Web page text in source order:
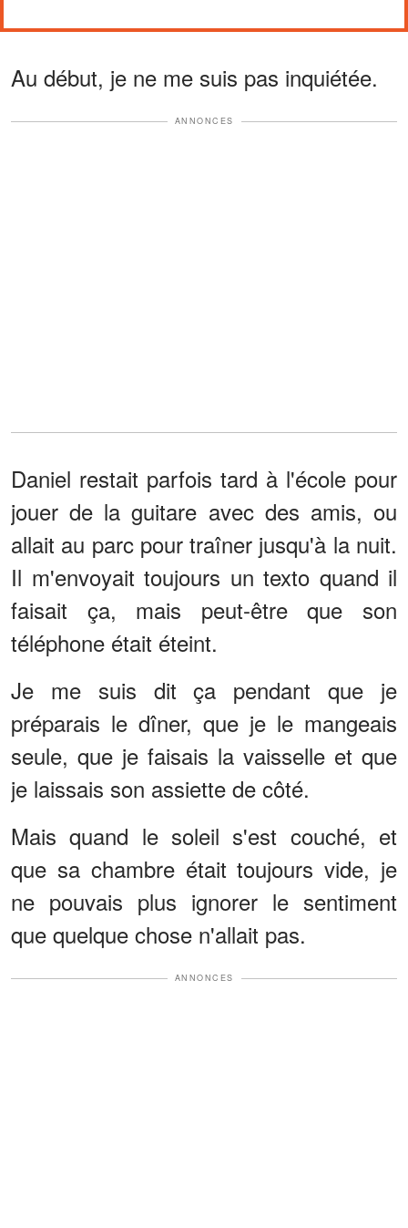
Au début, je ne me suis pas inquiétée.
ANNONCES
Daniel restait parfois tard à l'école pour
jouer de la guitare avec des amis, ou
allait au parc pour traîner jusqu'à la nuit.
Il m'envoyait toujours un texto quand il
faisait ça, mais peut-être que son
téléphone était éteint.
Je me suis dit ça pendant que je
préparais le dîner, que je le mangeais
seule, que je faisais la vaisselle et que
je laissais son assiette de côté.
Mais quand le soleil s'est couché, et
que sa chambre était toujours vide, je
ne pouvais plus ignorer le sentiment
que quelque chose n'allait pas.
ANNONCES